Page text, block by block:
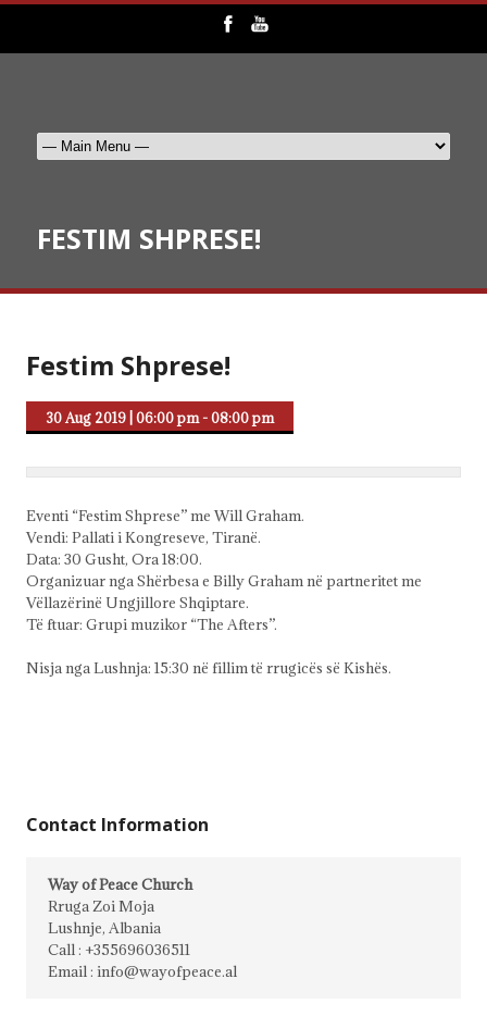
FESTIM SHPRESE!
Festim Shprese!
30 Aug 2019 06:00 pm - 08:00 pm
Eventi “Festim Shprese” me Will Graham.
Vendi: Pallati i Kongreseve, Tiranë.
Data: 30 Gusht, Ora 18:00.
Organizuar nga Shërbesa e Billy Graham në partneritet me
Vëllazërinë Ungjillore Shqiptare.
Të ftuar: Grupi muzikor “The Afters”.
Nisja nga Lushnja: 15:30 në fillim të rrugicës së Kishës.
Contact Information
Way of Peace Church
Rruga Zoi Moja
Lushnje, Albania
Call : +355696036511
Email : info@wayofpeace.al